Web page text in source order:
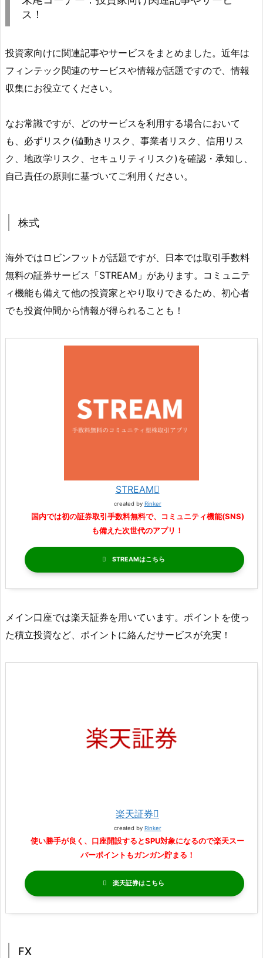
ス！
投資家向けに関連記事やサービスをまとめました。近年は
フィンテック関連のサービスや情報が話題ですので、情報
収集にお役立てください。
なお常識ですが、どのサービスを利用する場合において
も、必ずリスク(値動きリスク、事業者リスク、信用リス
ク、地政学リスク、セキュリティリスク)を確認・承知し、
自己責任の原則に基づいてご利用ください。
株式
海外ではロビンフットが話題ですが、日本では取引手数料
無料の証券サービス「STREAM」があります。コミュニテ
ィ機能も備えて他の投資家とやり取りできるため、初心者
でも投資仲間から情報が得られることも！
STREAM
created by Rinker
国内では初の証券取引手数料無料で、コミュニティ機能(SNS)
も備えた次世代のアプリ！
STREAM
メイン口座では楽天証券を用いています。ポイントを使っ
た積立投資など、ポイントに絡んだサービスが充実！
楽天証券
created by Rinker
使い勝手が良く、口座開設するとSPU対象になるので楽天スー
パーポイントもガンガン貯まる！
楽天証券
FX